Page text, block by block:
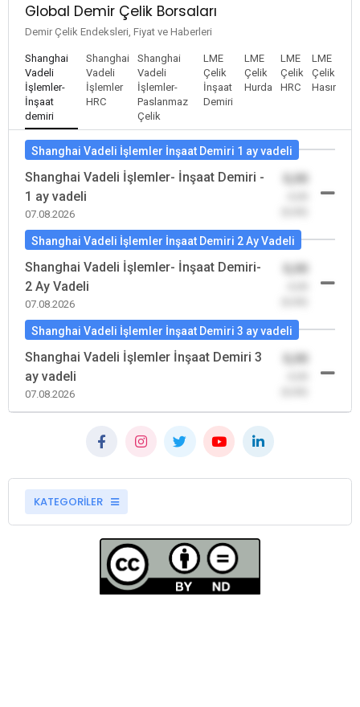
Global Demir Çelik Borsaları
Demir Çelik Endeksleri, Fiyat ve Haberleri
Shanghai
Vadeli
İşlemler-
İnşaat
demiri
Shanghai
Vadeli
İşlemler
HRC
Shanghai
Vadeli
İşlemler-
Paslanmaz
Çelik
LME
Çelik
İnşaat
Demiri
LME
Çelik
Hurda
LME
Çelik
HRC
LME
Çelik
Hasır
Shanghai Vadeli İşlemler İnşaat Demiri 1 ay vadeli
Shanghai Vadeli İşlemler- İnşaat Demiri -
1 ay vadeli
07.08.2026
Shanghai Vadeli İşlemler İnşaat Demiri 2 Ay Vadeli
Shanghai Vadeli İşlemler- İnşaat Demiri-
2 Ay Vadeli
07.08.2026
Shanghai Vadeli İşlemler İnşaat Demiri 3 ay vadeli
Shanghai Vadeli İşlemler İnşaat Demiri 3
ay vadeli
07.08.2026
KATEGORİLER